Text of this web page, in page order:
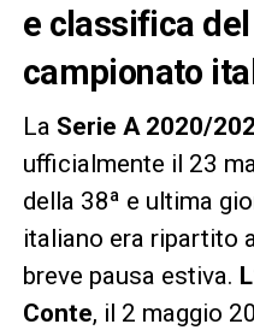
e classifica
campionato
La Serie A 2020/
ufficialmente il 23
della 38ª e ultima
italiano era ripartito
breve pausa estiva.
Conte, il 2 maggio